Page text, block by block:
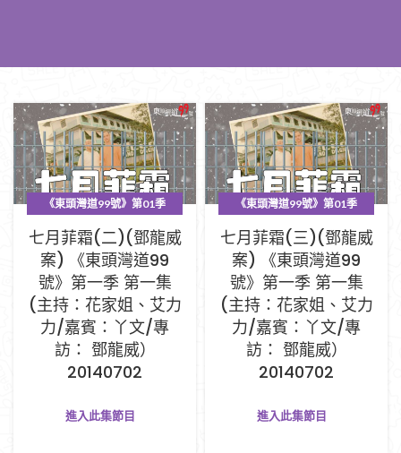
《東頭灣道99號》第01季
PART A (1-33集)
七月菲霜(二)(鄧龍威
案) 《東頭灣道99
號》第一季 第一集
(主持：花家姐、艾力
力/嘉賓：丫文/專
訪： 鄧龍威）
20140702
進入此集節目
《東頭灣道99號》第01季
PART A (1-33集)
七月菲霜(三)(鄧龍威
案) 《東頭灣道99
號》第一季 第一集
(主持：花家姐、艾力
力/嘉賓：丫文/專
訪： 鄧龍威）
20140702
進入此集節目